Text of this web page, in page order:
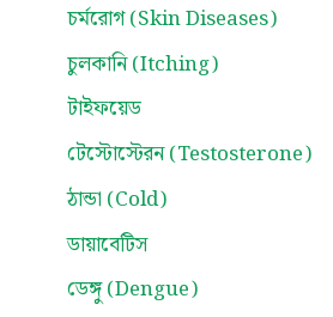
চর্মরোগ (Skin Diseases)
চুলকানি (Itching)
টাইফয়েড
টেস্টোস্টেরন (Testosterone)
ঠান্ডা (Cold)
ডায়াবেটিস
ডেঙ্গু (Dengue)